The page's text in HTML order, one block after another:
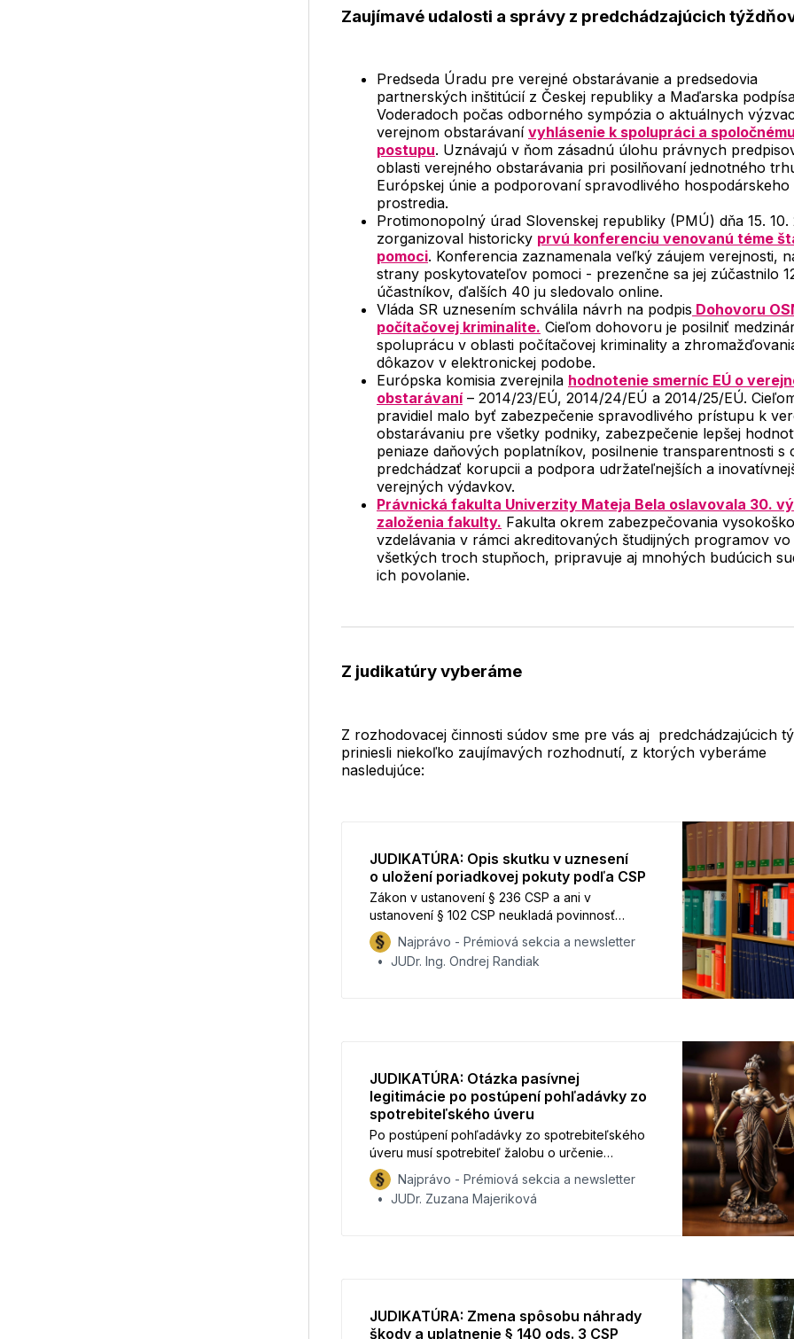
Zaujímavé udalosti a správy z predchádzajúcich
Predseda Úradu pre verejné obstarávanie a predsedovia
partnerských inštitúcií z Českej republiky a Maďarska
Voderadoch počas odborného sympózia o aktuálnych
verejnom obstarávaní vyhlásenie k spolupráci a
postupu. Uznávajú v ňom zásadnú úlohu právnych
oblasti verejného obstarávania pri posilňovaní jednotného
Európskej únie a podporovaní spravodlivého hospodárskeho
prostredia.
Protimonopolný úrad Slovenskej republiky (PMÚ) dňa 15. 10.
zorganizoval historicky prvú konferenciu venovanú téme
pomoci. Konferencia zaznamenala veľký záujem verejnosti,
strany poskytovateľov pomoci - prezenčne sa jej zúčastnilo
účastníkov, ďalších 40 ju sledovalo online.
Vláda SR uznesením schválila návrh na podpis Dohovoru
počítačovej kriminalite. Cieľom dohovoru je posilniť
spoluprácu v oblasti počítačovej kriminality a
dôkazov v elektronickej podobe.
Európska komisia zverejnila hodnotenie smerníc EÚ o
obstarávaní– 2014/23/EÚ, 2014/24/EÚ a 2014/25/EÚ.
pravidiel malo byť zabezpečenie spravodlivého prístupu k
obstarávaniu pre všetky podniky, zabezpečenie lepšej
peniaze daňových poplatníkov, posilnenie transparentnosti s
predchádzať korupcii a podpora udržateľnejších a
verejných výdavkov.
Právnická fakulta Univerzity Mateja Bela oslavovala 30.
založenia fakulty. Fakulta okrem zabezpečovania
vzdelávania v rámci akreditovaných študijných programov vo
všetkých troch stupňoch, pripravuje aj mnohých budúcich
ich povolanie.
Z judikatúry vyberáme
Z rozhodovacej činnosti súdov sme pre vás aj predchádzajúcich
priniesli niekoľko zaujímavých rozhodnutí, z ktorých vyberáme
nasledujúce:
JUDIKATÚRA: Opis skutku v uznesení
o uložení poriadkovej pokuty podľa CSP
Zákon v ustanovení § 236 CSP a ani v
ustanovení § 102 CSP neukladá povinnosť
skutok definovať priamo vo výroku uznesenia o
uložení poriadkovej pokuty.
Najprávo - Prémiová sekcia a newsletter
JUDr. Ing. Ondrej Randiak
JUDIKATÚRA: Otázka pasívnej
legitimácie po postúpení pohľadávky zo
spotrebiteľského úveru
Po postúpení pohľadávky zo spotrebiteľského
úveru musí spotrebiteľ žalobu o určenie
neplatnosti neprijateľných zmluvných
podmienok smerovať voči postupníkovi, a nie
voči postupcovi.
Najprávo - Prémiová sekcia a newsletter
JUDr. Zuzana Majeriková
JUDIKATÚRA: Zmena spôsobu náhrady
škody a uplatnenie § 140 ods. 3 CSP